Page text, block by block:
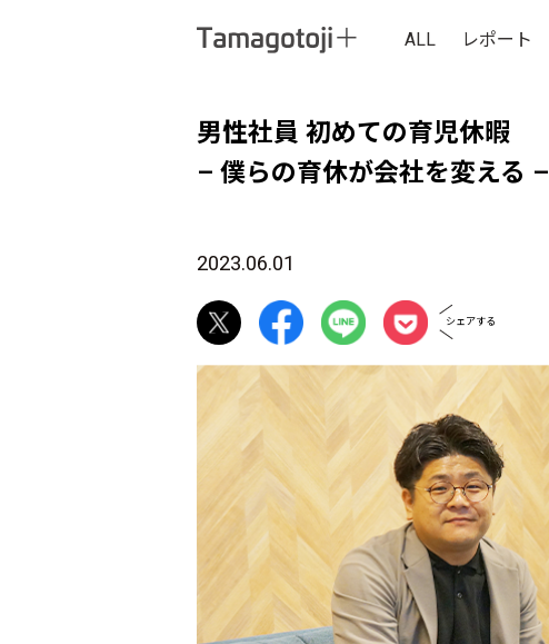
ALL レポート
男性社員 初めての育児休暇
– 僕らの育休が会社を変える –
2023.06.01
シェアする